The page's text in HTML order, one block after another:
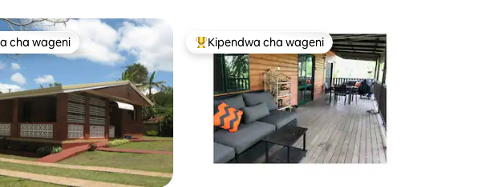
cha wageni
cha wageni Kipendwa maarufu cha wageni
Kipendwa cha wageni